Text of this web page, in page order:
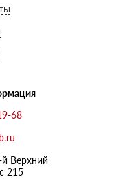
68
й Верхний
215